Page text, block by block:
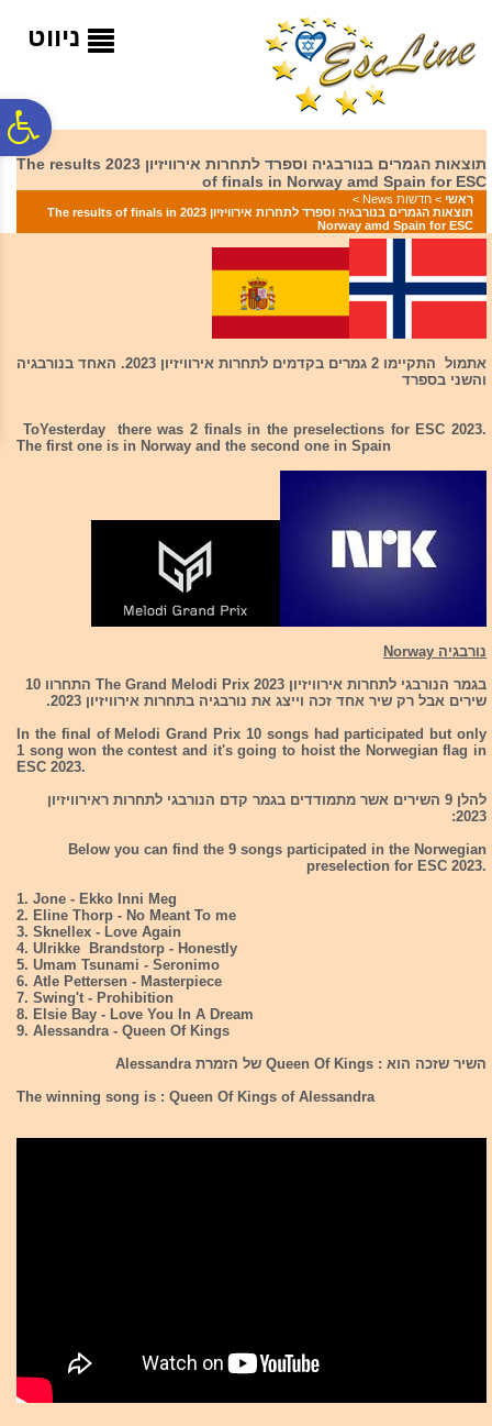
המרכזי
ניווט
תוצאות הגמרים בנורבגיה וספרד לתחרות אירוויזיון 2023 The results
of finals in Norway amd Spain for ESC
ראשי > חדשות News
>
תוצאות הגמרים בנורבגיה וספרד לתחרות אירוויזיון 2023 The results of finals in
Norway amd Spain for ESC
אתמול התקיימו 2 גמרים בקדמים לתחרות אירוויזיון 2023. האחד בנורבגיה
והשני בספרד
ToYesterday there was 2 finals in the preselections for ESC 2023.
The first one is in Norway and the second one in Spain
נורבגיה Norway
בגמר הנורבגי לתחרות אירוויזיון 2023 The Grand Melodi Prix התחרוו 10
שירים אבל רק שיר אחד זכה וייצג את נורבגיה בתחרות אירוויזיון 2023.
In the final of Melodi Grand Prix 10 songs had participated but only
1 song won the contest and it's going to hoist the Norwegian flag in
ESC 2023.
להלן 9 השירים אשר מתמודדים בגמר קדם הנורבגי לתחרות ראירוויזיון
2023:
Below you can find the 9 songs participated in the Norwegian
preselection for ESC 2023.
1. Jone - Ekko Inni Meg
2. Eline Thorp - No Meant To me
3. Sknellex - Love Again
4. Ulrikke Brandstorp - Honestly
5. Umam Tsunami - Seronimo
6. Atle Pettersen - Masterpiece
7. Swing't - Prohibition
8. Elsie Bay - Love You In A Dream
9. Alessandra - Queen Of Kings
השיר שזכה הוא : Queen Of Kings של הזמרת Alessandra
The winning song is : Queen Of Kings of Alessandra